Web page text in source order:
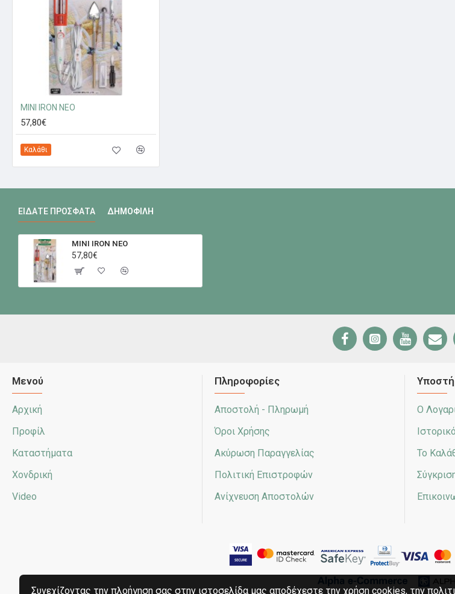
MINI IRON NEO
57,80€
Καλάθι
ΕΊΔΑΤΕ ΠΡΌΣΦΑΤΑ ΔΗΜΟΦΙΛΉ
MINI IRON NEO
57,80€
Μενού
Αρχική
Προφίλ
Καταστήματα
Χονδρική
Video
Πληροφορίες
Αποστολή - Πληρωμή
Όροι Χρήσης
Ακύρωση Παραγγελίας
Πολιτική Επιστροφών
Ανίχνευση Αποστολών
Ο
Το
Συνεχίζοντας την πλοήγηση σας στην ιστοσελίδα μας αποδέχεστε την χρήση cookies, την